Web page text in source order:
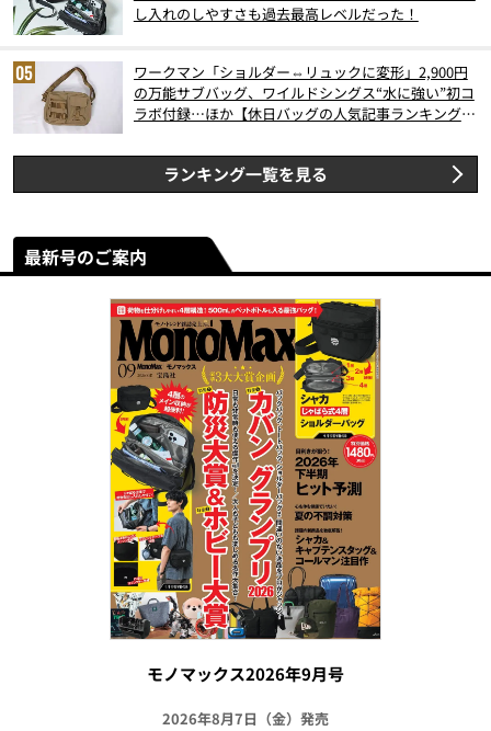
し入れのしやすさも過去最高レベルだった！
ワークマン「ショルダー⇔リュックに変形」2,900円
の万能サブバッグ、ワイルドシングス“水に強い”初コ
ラボ付録…ほか【休日バッグの人気記事ランキングベ
ランキング一覧を見る
最新号のご案内
モノマックス2026年9月号
2026年8月7日（金）発売